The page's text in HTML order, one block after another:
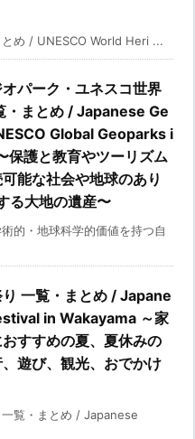
め / UNESCO World Heri ...
パーク・ユネスコ世界
・まとめ / Japanese Ge
Global Geoparks i
保護と教育やツーリズム
能な社会や地球のあり
る大地の遺産〜
的・地球科学的価値を持つ自
一覧・まとめ / Japane
in Wakayama ～家
すすめの夏、夏休みの
遊び、観光、おでかけ
覧・まとめ / Japanese